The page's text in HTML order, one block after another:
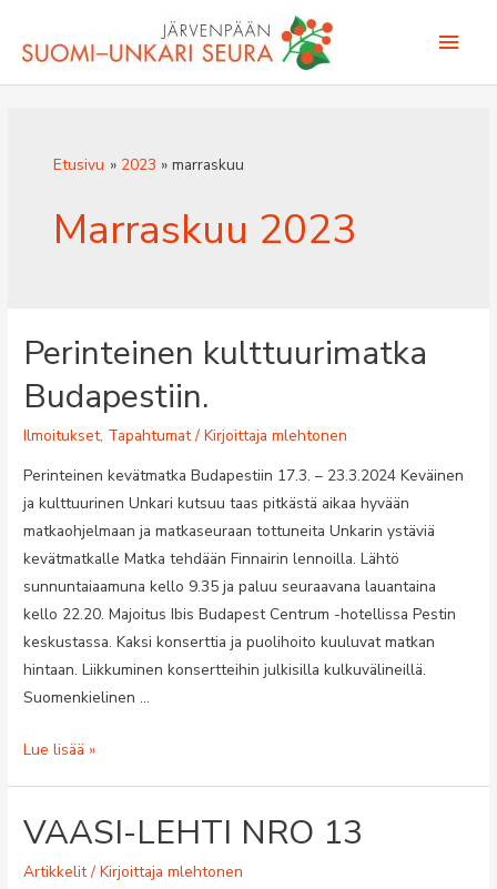
sisältöön
Etusivu 2023 marraskuu
Marraskuu 2023
Perinteinen kulttuurimatka
Budapestiin.
Ilmoitukset, Tapahtumat/ Kirjoittajamlehtonen
Perinteinen kevätmatka Budapestiin 17.3. – 23.3.2024 Keväinen
ja kulttuurinen Unkari kutsuu taas pitkästä aikaa hyvään
matkaohjelmaan ja matkaseuraan tottuneita Unkarin ystäviä
kevätmatkalle Matka tehdään Finnairin lennoilla. Lähtö
sunnuntaiaamuna kello 9.35 ja paluu seuraavana lauantaina
kello 22.20. Majoitus Ibis Budapest Centrum -hotellissa Pestin
keskustassa. Kaksi konserttia ja puolihoito kuuluvat matkan
hintaan. Liikkuminen konsertteihin julkisilla kulkuvälineillä.
Suomenkielinen …
Perinteinen
Lue lisää »
VAASI-LEHTI NRO 13
Artikkelit/ Kirjoittajamlehtonen